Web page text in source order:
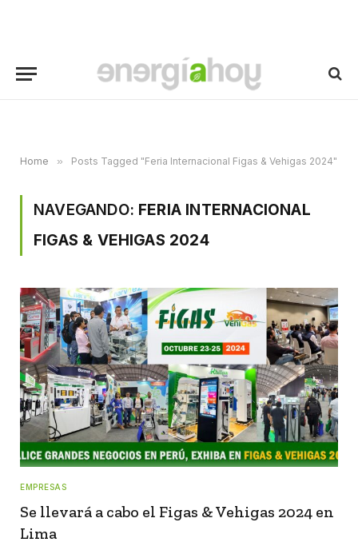
Home » Posts Tagged "Feria Internacional Figas & Vehigas 2024"
NAVEGANDO: FERIA INTERNACIONAL
FIGAS & VEHIGAS 2024
EMPRESAS
Se llevará a cabo el Figas & Vehigas 2024 en
Lima